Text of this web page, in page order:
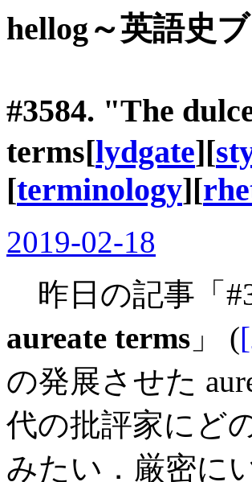
hellog～英語史
#3584. "The
terms[lydgate][
[terminology][
2019-02-18
昨日の記事「
aureate terms 」 (
の発展させた
代の批評家にど
みたい．厳密に